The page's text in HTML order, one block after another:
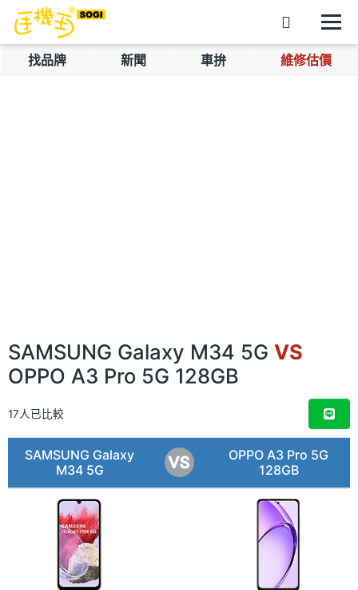
找品牌 新聞 車拚 維修估價
SAMSUNG Galaxy M34 5G VS
OPPO A3 Pro 5G 128GB
17人已比較
SAMSUNG Galaxy
M34 5G
OPPO A3 Pro 5G
128GB